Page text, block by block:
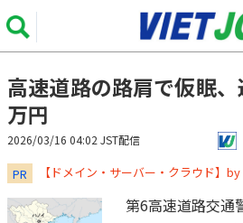
高速道路の路肩で仮眠
万円
2026/03/16 04:02 JST配信
PR 【ドメイン・サーバー・クラウド】
第6高速道路交通